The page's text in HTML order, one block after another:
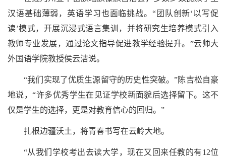
汉语基础薄弱，英语学习也面临挑战。“团队创新‘以写促
读’模式，开展沉浸式语言集训，并将研究生培养模式引入
教师专业发展，通过论文指导促进教学经验提升。”云师大
外国语学院教授侯云洁说。
“我们实现了优质生源留守的历史性突破。”陈吉松自豪
地说，“许多优秀学生在见证学校新面貌后选择留下。这不
仅是学生的选择，更是对教育信心的回归。”
扎根边疆沃土，将青春书写在云岭大地。
“从我们学校考出去读大学，现在又回来任教的有12位